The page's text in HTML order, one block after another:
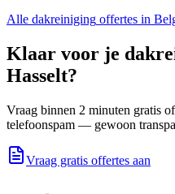
Alle dakreiniging offertes in
Klaar voor je
Hasselt?
Vraag binnen 2 minuten gratis
telefoonspam — gewoon
Vraag gratis offertes aan